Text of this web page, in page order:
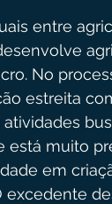
entre
No
estreita
atividades
está muito
em
excedente